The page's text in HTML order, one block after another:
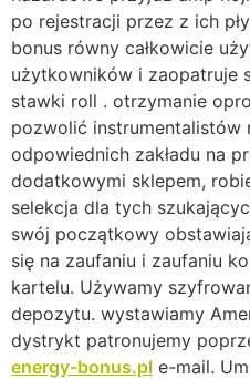
po rejestracji przez z ich
bonus równy całkowicie
użytkowników i zaopatruje
stawki roll . otrzymanie
pozwolić instrumentalistów
odpowiednich zakładu na
dodatkowymi sklepem,
selekcja dla tych
swój początkowy
się na zaufaniu i zaufaniu
kartelu. Używamy
depozytu. wystawiamy
dystrykt patronujemy
energy-bonus.pl e-mail.